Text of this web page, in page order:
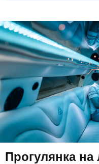
Прогулянка на